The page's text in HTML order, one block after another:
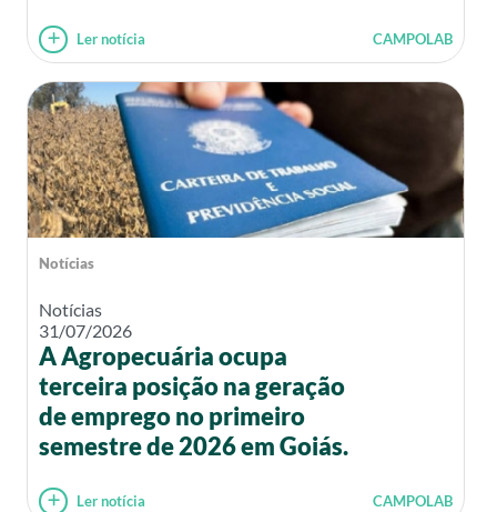
Ler notícia CAMPOLAB
Notícias
Notícias
31/07/2026
A Agropecuária ocupa
terceira posição na geração
de emprego no primeiro
semestre de 2026 em Goiás.
Ler notícia CAMPOLAB